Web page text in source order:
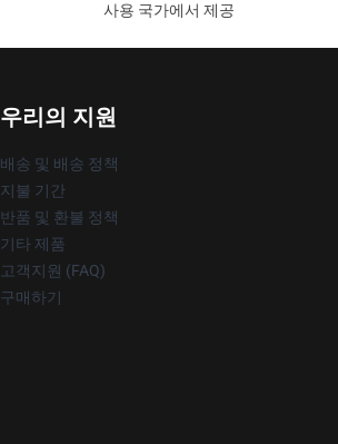
사용 국가에서 제공
우리의 지원
배송 및 배송 정책
지불 기간
반품 및 환불 정책
기타 제품
고객지원 (FAQ)
구매하기